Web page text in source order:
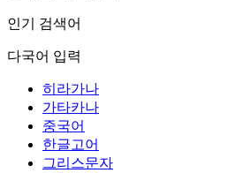
인기 검색어
다국어 입력
히라가나
가타카나
중국어
한글고어
그리스문자